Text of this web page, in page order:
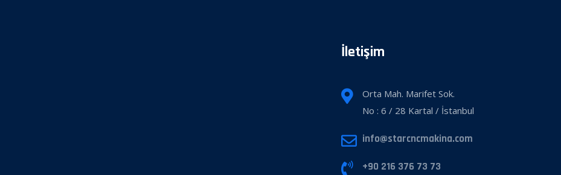
İletişim
Orta Mah. Marifet Sok.
No : 6 / 28 Kartal / İstanbul
info@starcncmakina.com
+90 216 376 73 73